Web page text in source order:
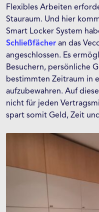
Flexibles Arbeiten
Stauraum. Und hier
Smart Locker System
Schließfächer an das
angeschlossen. Es
Besuchern, persönliche
bestimmten Zeitraum in
aufzubewahren. Auf
nicht für jeden
spart somit Geld, Zeit